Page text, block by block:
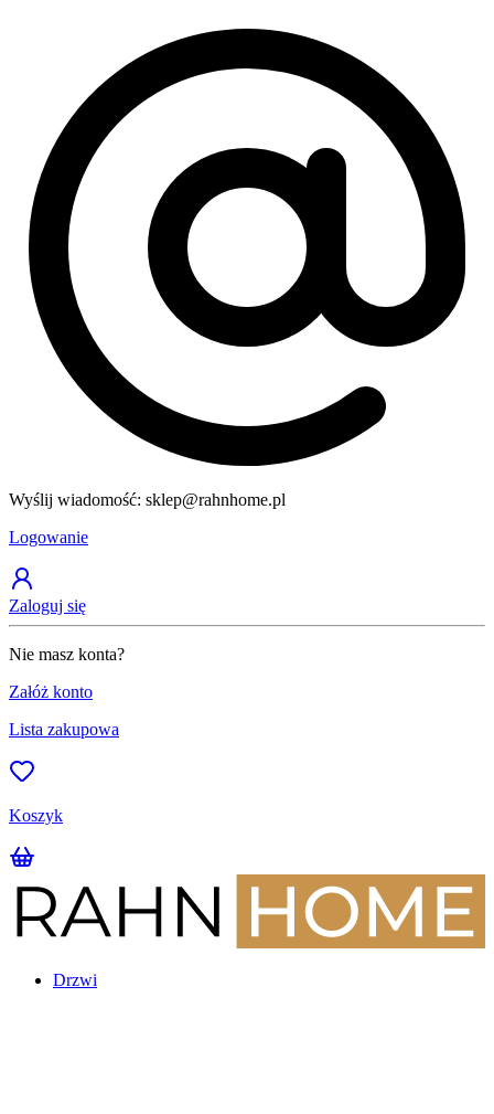
Wyślij wiadomość: sklep@rahnhome.pl
Logowanie
Zaloguj się
Nie masz konta?
Załóż konto
Lista zakupowa
Koszyk
Drzwi